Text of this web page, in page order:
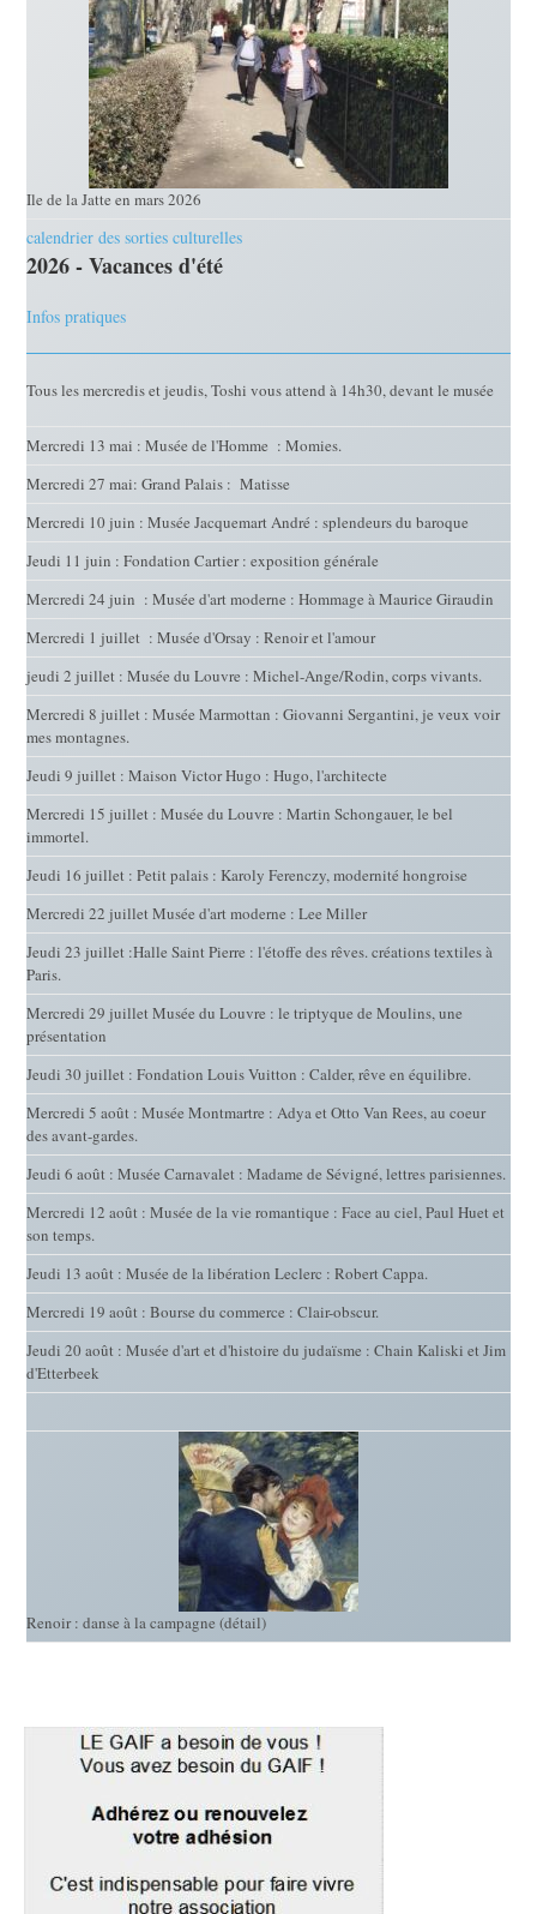
Ile de la Jatte en mars 2026
calendrier des sorties culturelles
2026 - Vacances d'été
Infos pratiques
Tous les mercredis et jeudis, Toshi vous attend à 14h30, devant le musée
Mercredi 13 mai : Musée de l'Homme : Momies.
Mercredi 27 mai: Grand Palais : Matisse
Mercredi 10 juin : Musée Jacquemart André : splendeurs du baroque
Jeudi 11 juin : Fondation Cartier : exposition générale
Mercredi 24 juin : Musée d'art moderne : Hommage à Maurice Giraudin
Mercredi 1 juillet : Musée d'Orsay : Renoir et l'amour
jeudi 2 juillet : Musée du Louvre : Michel-Ange/Rodin, corps vivants.
Mercredi 8 juillet : Musée Marmottan : Giovanni Sergantini, je veux voir
mes montagnes.
Jeudi 9 juillet : Maison Victor Hugo : Hugo, l'architecte
Mercredi 15 juillet : Musée du Louvre : Martin Schongauer, le bel
immortel.
Jeudi 16 juillet : Petit palais : Karoly Ferenczy, modernité hongroise
Mercredi 22 juillet Musée d'art moderne : Lee Miller
Jeudi 23 juillet :Halle Saint Pierre : l'étoffe des rêves. créations textiles à
Paris.
Mercredi 29 juillet Musée du Louvre : le triptyque de Moulins, une
présentation
Jeudi 30 juillet : Fondation Louis Vuitton : Calder, rêve en équilibre.
Mercredi 5 août : Musée Montmartre : Adya et Otto Van Rees, au coeur
des avant-gardes.
Jeudi 6 août : Musée Carnavalet : Madame de Sévigné, lettres parisiennes.
Mercredi 12 août : Musée de la vie romantique : Face au ciel, Paul Huet et
son temps.
Jeudi 13 août : Musée de la libération Leclerc : Robert Cappa.
Mercredi 19 août : Bourse du commerce : Clair-obscur.
Jeudi 20 août : Musée d'art et d'histoire du judaïsme : Chain Kaliski et Jim
d'Etterbeek
Renoir : danse à la campagne (détail)